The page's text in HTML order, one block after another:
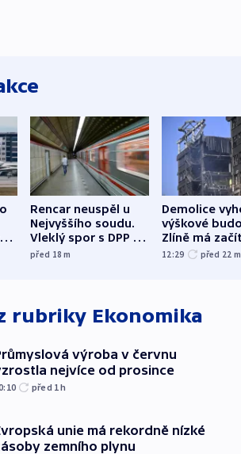
Rencar neuspěl u
Nejvyššího soudu.
Vleklý spor s DPP o
reklamní plochu
před 18m
Demolice
výškové
Zlíně má
odpoledne
12:29 před 22 m
rubriky Ekonomika
výroba v červnu
nejvíce od prosince
před 1h
unie má rekordně nízké
zemního plynu